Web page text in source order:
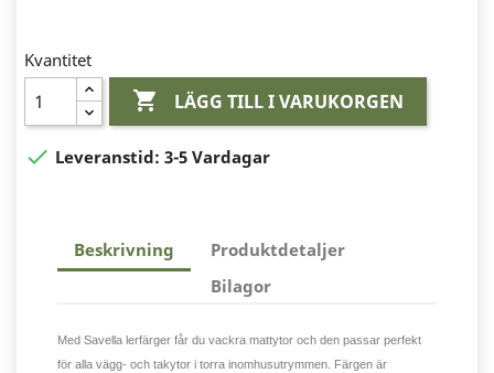
Kvantitet
 LÄGG TILL I VARUKORGEN
 Leveranstid: 3-5 Vardagar
Beskrivning
Produktdetaljer
Bilagor
Med Savella lerfärger får du vackra mattytor och den passar perfekt
för alla vägg- och takytor i torra inomhusutrymmen. Färgen är